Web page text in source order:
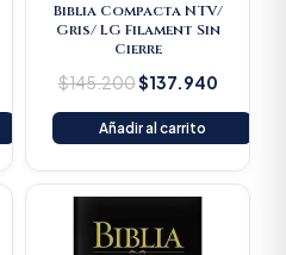
Biblia Compacta NTV/
Gris/ LG Filament Sin
Cierre
$145.200$137.940
Añadir al carrito